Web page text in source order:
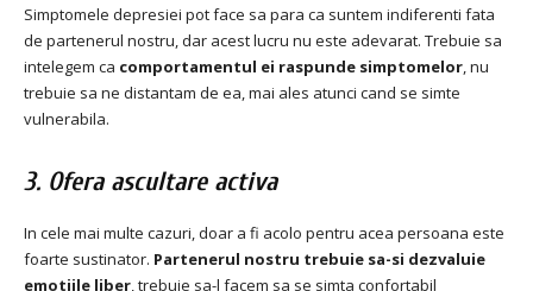
Simptomele depresiei pot face sa para ca suntem indiferenti fata
de partenerul nostru, dar acest lucru nu este adevarat. Trebuie sa
intelegem ca comportamentul ei raspunde simptomelor, nu
trebuie sa ne distantam de ea, mai ales atunci cand se simte
vulnerabila.
3. Ofera ascultare activa
In cele mai multe cazuri, doar a fi acolo pentru acea persoana este
foarte sustinator. Partenerul nostru trebuie sa-si dezvaluie
emotiile liber, trebuie sa-l facem sa se simta confortabil